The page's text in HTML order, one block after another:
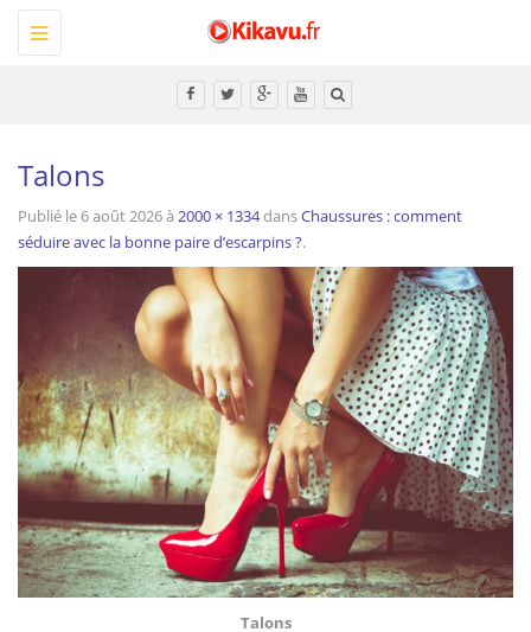
Toggle
navigation
Talons
Publié le6 août 2026à 2000 × 1334dansChaussures : comment
séduire avec la bonne paire d’escarpins ?.
Talons